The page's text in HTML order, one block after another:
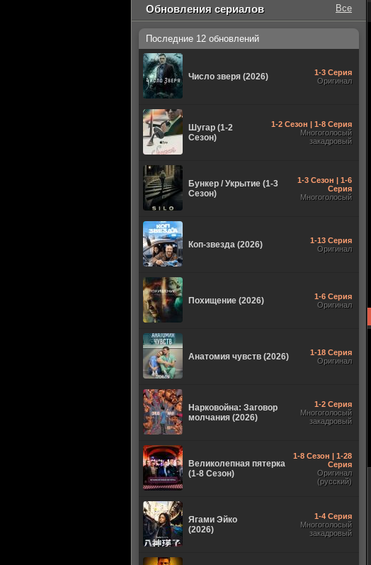
Обновления сериалов Все
Последние 12 обновлений
Число зверя (2026)
1-3 Серия
Оригинал
Шугар (1-2
Сезон)
1-2 Сезон | 1-8 Серия
Многоголосый
закадровый
Бункер / Укрытие (1-3
Сезон)
1-3 Сезон | 1-6
Серия
Многоголосый
Коп-звезда (2026)
1-13 Серия
Оригинал
Похищение (2026)
1-6 Серия
Оригинал
Анатомия чувств (2026)
1-18 Серия
Оригинал
Нарковойна: Заговор
молчания (2026)
1-2 Серия
Многоголосый
закадровый
Великолепная пятерка
(1-8 Сезон)
1-8 Сезон | 1-28
Серия
Оригинал
(русский)
Ягами Эйко
(2026)
1-4 Серия
Многоголосый
закадровый